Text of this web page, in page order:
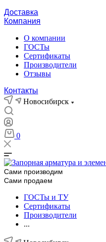
Доставка
Компания
О компании
ГОСТы
Сертификаты
Производители
Отзывы
Контакты
Новосибирск
0
Сами производим
Сами продаем
ГОСТы и ТУ
Сертификаты
Производители
...